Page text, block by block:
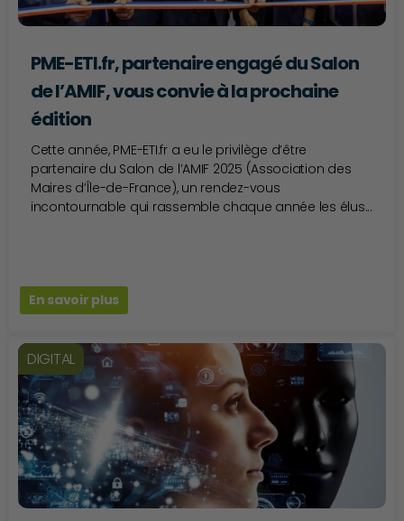
PME-ETI.fr, partenaire engagé du Salon
de l’AMIF, vous convie à la prochaine
édition
Cette année, PME-ETI.fr a eu le privilège d’être
partenaire du Salon de l’AMIF 2025 (Association des
Maires d’Île-de-France), un rendez-vous
incontournable qui rassemble chaque année les élus...
En savoir plus
DIGITAL